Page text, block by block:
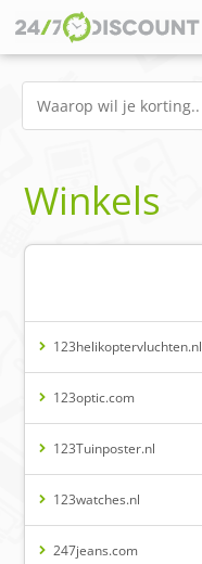
Winkels
123helikoptervluchten.nl
123optic.com
123Tuinposter.nl
123watches.nl
247jeans.com